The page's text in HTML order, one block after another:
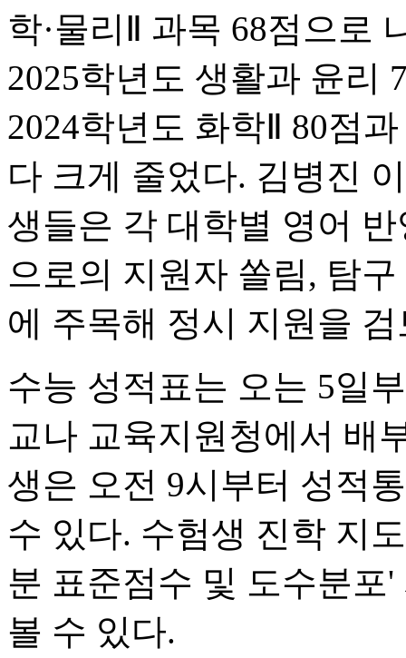
학·물리Ⅱ 과목 68점으로
2025학년도 생활과 윤리
2024학년도 화학Ⅱ 80점
다 크게 줄었다. 김병진
생들은 각 대학별 영어
으로의 지원자 쏠림, 탐
에 주목해 정시 지원을
수능 성적표는 오는 5일
교나 교육지원청에서 배
생은 오전 9시부터 성적
수 있다. 수험생 진학 지
분 표준점수 및 도수분포
볼 수 있다.